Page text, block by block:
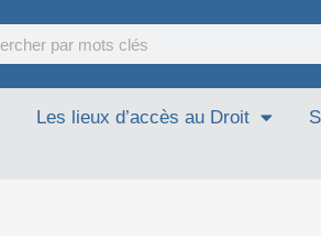
Les lieux d’accès au Droit